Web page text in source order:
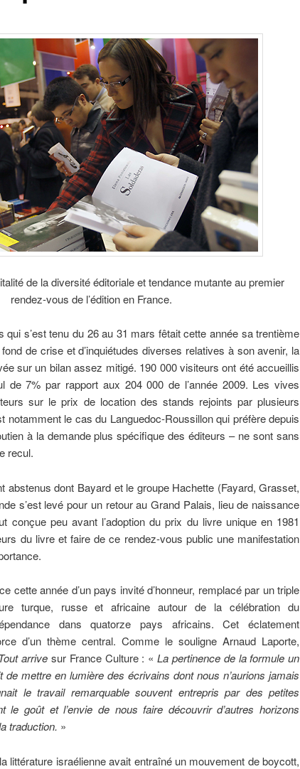
de la diversité éditoriale ettendance mutante au premier
rendez-vous de l’édition en France.
qui s’est tenu du 26 au 31 mars fêtait cette année sa trentième
de crise et d’inquiétudes diverses relatives à son avenir, la
sur un bilan assez mitigé. 190 000 visiteurs ont été accueillis
de 7% par rapport aux 204 000 de l’année 2009. Les vives
sur le prix de location des stands rejoints par plusieurs
notamment le cas du Languedoc-Roussillon qui préfère depuis
à la demande plus spécifique des éditeurs – ne sont sans
recul.
abstenus dont Bayard et le groupe Hachette (Fayard, Grasset,
s’est levé pour un retour au Grand Palais, lieu de naissance
conçue peu avant l’adoption du prix du livre unique en 1981
du livre et faire de ce rendez-vous public une manifestation
cette année d’un pays invité d’honneur, remplacé par un triple
turque, russe et africaine autour de la célébration du
dans quatorze pays africains. Cet éclatement
d’un thème central. Comme le souligne Arnaud Laporte,
arrive sur France Culture : «La pertinence de la formule un
de mettre en lumière des écrivains dont nous n’aurions jamais
le travail remarquable souvent entrepris par des petites
le goût et l’envie de nous faire découvrir d’autres horizons
traduction. »
littérature israélienne avait entraîné un mouvement de boycott,